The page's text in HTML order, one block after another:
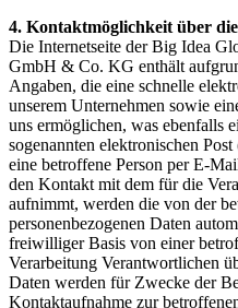
4. Kontaktmöglichkeit über
Die Internetseite der Big Idea
GmbH & Co. KG enthält
Angaben, die eine schnelle
unserem Unternehmen sowie
uns ermöglichen, was ebenfalls
sogenannten elektronischen
eine betroffene Person per E-
den Kontakt mit dem für die
aufnimmt, werden die von der
personenbezogenen Daten
freiwilliger Basis von einer
Verarbeitung Verantwortlichen
Daten werden für Zwecke der
Kontaktaufnahme zur